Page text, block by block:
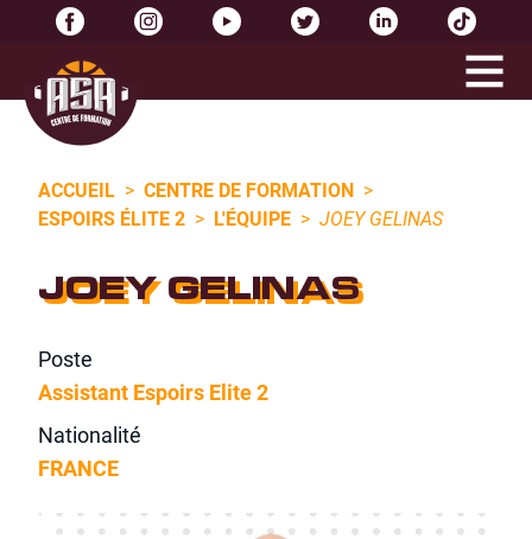
ACCUEIL > CENTRE DE FORMATION >
ESPOIRS ÉLITE 2 > L'ÉQUIPE > JOEY GELINAS
JOEY GELINAS
Poste
Assistant Espoirs Elite 2
Nationalité
FRANCE